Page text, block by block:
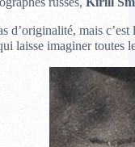
d’originalité, mais c’est
laisse imaginer toutes